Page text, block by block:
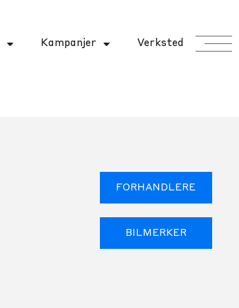
Kampanjer Verksted
FORHANDLERE
BILMERKER